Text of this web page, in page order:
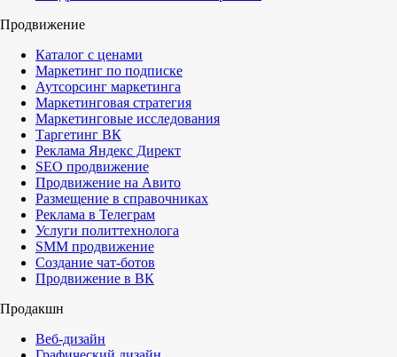
Продвижение
Каталог с ценами
Маркетинг по подписке
Аутсорсинг маркетинга
Маркетинговая стратегия
Маркетинговые исследования
Таргетинг ВК
Реклама Яндекс Директ
SEO продвижение
Продвижение на Авито
Размещение в справочниках
Реклама в Телеграм
Услуги политтехнолога
SMM продвижение
Создание чат-ботов
Продвижение в ВК
Продакшн
Веб-дизайн